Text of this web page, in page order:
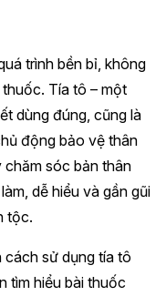
trình bền bỉ, không
Tía tô – một
dùng đúng, cũng là
động bảo vệ thân
sóc bản thân
dễ hiểu và gần gũi
tộc.
sử dụng tía tô
tìm hiểu bài thuốc